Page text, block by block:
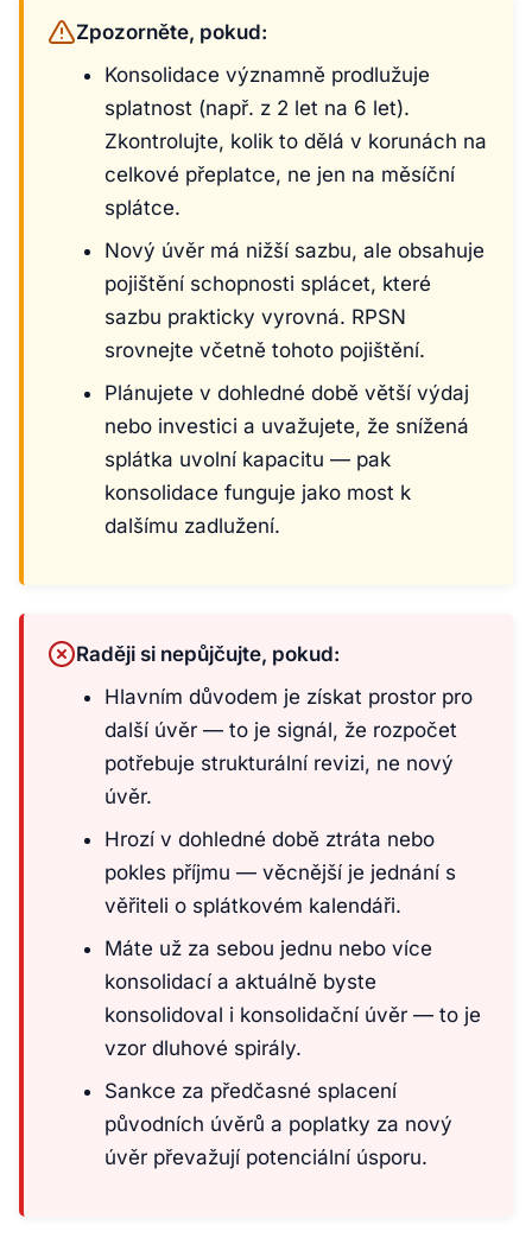
Zpozorněte, pokud:
Konsolidace významně prodlužuje
splatnost (např. z 2 let na 6 let).
Zkontrolujte, kolik to dělá v korunách na
celkové přeplatce, ne jen na měsíční
splátce.
Nový úvěr má nižší sazbu, ale obsahuje
pojištění schopnosti splácet, které
sazbu prakticky vyrovná. RPSN
srovnejte včetně tohoto pojištění.
Plánujete v dohledné době větší výdaj
nebo investici a uvažujete, že snížená
splátka uvolní kapacitu — pak
konsolidace funguje jako most k
dalšímu zadlužení.
Raději si nepůjčujte, pokud:
Hlavním důvodem je získat prostor pro
další úvěr — to je signál, že rozpočet
potřebuje strukturální revizi, ne nový
úvěr.
Hrozí v dohledné době ztráta nebo
pokles příjmu — věcnější je jednání s
věřiteli o splátkovém kalendáři.
Máte už za sebou jednu nebo více
konsolidací a aktuálně byste
konsolidoval i konsolidační úvěr — to je
vzor dluhové spirály.
Sankce za předčasné splacení
původních úvěrů a poplatky za nový
úvěr převažují potenciální úsporu.